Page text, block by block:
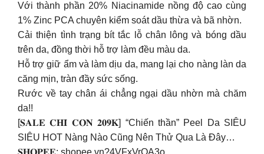
Với thành phần 20% Niacinamide nồng độ cao cùng
1% Zinc PCA chuyên kiểm soát dầu thừa và bã nhờn.
Cải thiện tình trạng bít tắc lỗ chân lông và bóng dầu
trên da, đồng thời hỗ trợ làm đều màu da.
Hỗ trợ giữ ẩm và làm dịu da, mang lại cho nàng làn da
căng mịn, tràn đầy sức sống.
Rước về tay chân ái chẳng ngại dầu nhờn mà chăm
da!!
[𝐒𝐀𝐋𝐄 𝐂𝐇𝐈̉ 𝐂𝐎̀𝐍 𝟐𝟎𝟗𝐊] “Chiến thần” Peel Da SIÊU
SIÊU HOT Nàng Nào Cũng Nên Thử Qua Là Đây…
𝐒𝐇𝐎𝐏𝐄𝐄: shopee.vn?4VFxVrOA3o